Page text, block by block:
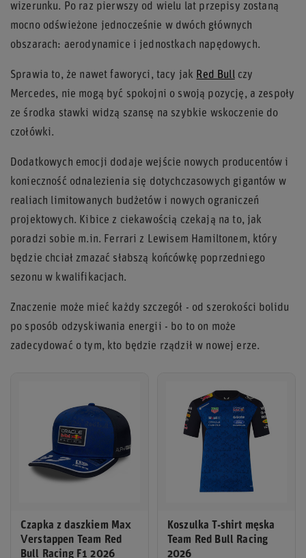
wizerunku. Po raz pierwszy od wielu lat przepisy zostaną
mocno odświeżone jednocześnie w dwóch głównych
obszarach: aerodynamice i jednostkach napędowych.
Sprawia to, że nawet faworyci, tacy jak Red Bullczy
Mercedes, nie mogą być spokojni o swoją pozycję, a zespoły
ze środka stawki widzą szansę na szybkie wskoczenie do
czołówki.
Dodatkowych emocji dodaje wejście nowych producentów i
konieczność odnalezienia się dotychczasowych gigantów w
realiach limitowanych budżetów i nowych ograniczeń
projektowych. Kibice z ciekawością czekają na to, jak
poradzi sobie m.in. Ferrari z Lewisem Hamiltonem, który
będzie chciał zmazać słabszą końcówkę poprzedniego
sezonu w kwalifikacjach.
Znaczenie może mieć każdy szczegół - od szerokości bolidu
po sposób odzyskiwania energii - bo to on może
zadecydować o tym, kto będzie rządził w nowej erze.
Czapka z daszkiem Max
Verstappen Team Red
Bull Racing F1 2026
Koszulka T-shirt męska
Team Red Bull Racing
2026